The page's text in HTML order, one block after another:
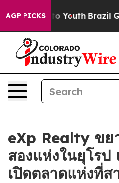
AGP PICKS
to Youth Brazil Gives
eXp Realty ขย
สองแห่งในยุโรป
เปิดตลาดแห่งที่ส